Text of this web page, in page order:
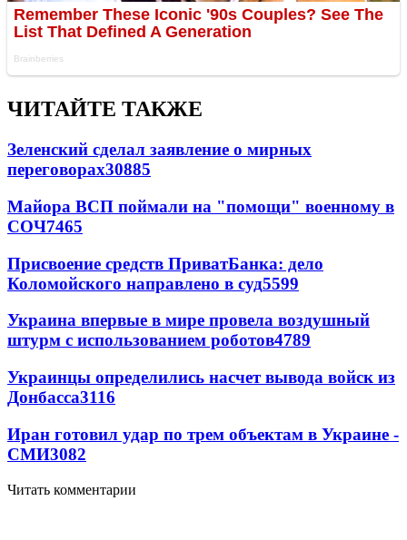
ЧИТАЙТЕ ТАКЖЕ
Зеленский сделал заявление о мирных
переговорах30885
Майора ВСП поймали на "помощи" военному в
СОЧ7465
Присвоение средств ПриватБанка: дело
Коломойского направлено в суд5599
Украина впервые в мире провела воздушный
штурм с использованием роботов4789
Украинцы определились насчет вывода войск из
Донбасса3116
Иран готовил удар по трем объектам в Украине -
СМИ3082
Читать комментарии